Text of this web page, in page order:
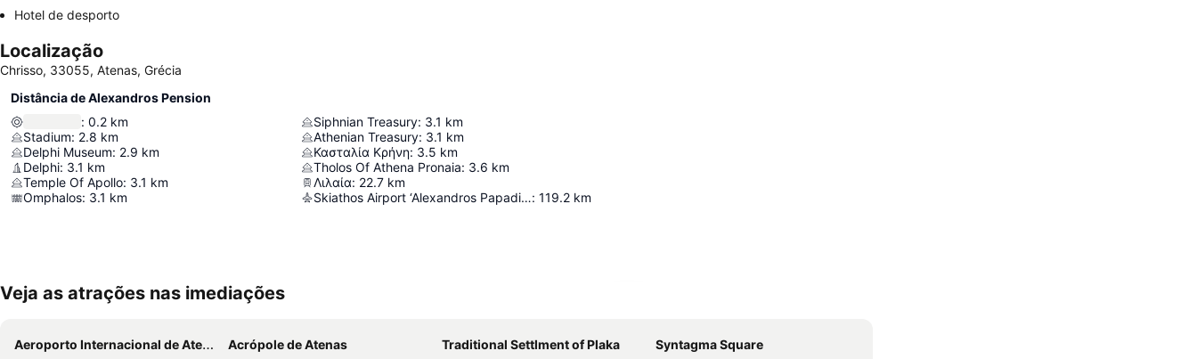
Hotel de desporto
Localização
Chrisso, 33055, Atenas, Grécia
Distância de Alexandros Pension
: 0.2 km
Stadium: 2.8 km
Delphi Museum: 2.9 km
Delphi: 3.1 km
Temple Of Apollo: 3.1 km
Omphalos: 3.1 km
Siphnian Treasury: 3.1 km
Athenian Treasury: 3.1 km
Κασταλία Κρήνη: 3.5 km
Tholos Of Athena Pronaia: 3.6 km
Λιλαία: 22.7 km
Skiathos Airport ‘Alexandros Papadiamantis’: 119.2 km
Veja as atrações nas imediações
Aeroporto Internacional de Atenas Acrópole de Atenas Traditional Settlment of Plaka
Syntagma Square